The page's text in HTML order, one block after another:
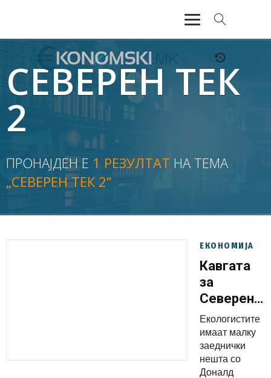
АКТУЕЛНО
ЕКОНОМИЈА
ФИНАНСИИ
БАНКАРСТВО
ЖИВОТ
МОЗАИК
СЕВЕРЕН ТЕК
2
ПРОНАЈДЕН Е 1 РЕЗУЛТАТ НА ТЕМА
„СЕВЕРЕН ТЕК 2“
ЕКОНОМИЈА
Кавгата
за
Северен
тек 2
штотуку
стана
„валкана“
Екологистите
имаат малку
заеднички
нешта со
Доналд